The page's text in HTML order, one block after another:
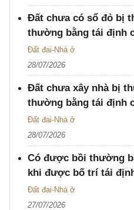
Đất chưa có sổ đỏ bị
thường bằng tái định
Đất đai-Nhà ở
28/07/2026
Đất chưa xây nhà bị
thường bằng tái định
Đất đai-Nhà ở
28/07/2026
Có được bồi thường
khi được bố trí tái
Đất đai-Nhà ở
27/07/2026